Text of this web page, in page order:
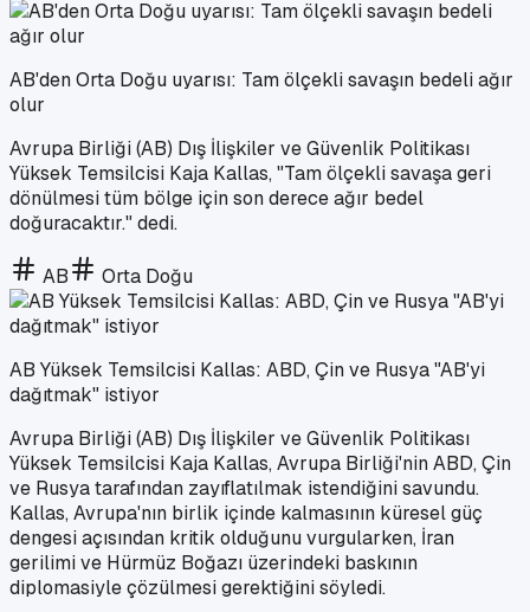
AB'den Orta Doğu uyarısı: Tam ölçekli savaşın bedeli ağır
olur
Avrupa Birliği (AB) Dış İlişkiler ve Güvenlik Politikası
Yüksek Temsilcisi Kaja Kallas, "Tam ölçekli savaşa geri
dönülmesi tüm bölge için son derece ağır bedel
doğuracaktır." dedi.
AB Orta Doğu
AB Yüksek Temsilcisi Kallas: ABD, Çin ve Rusya "AB'yi
dağıtmak" istiyor
Avrupa Birliği (AB) Dış İlişkiler ve Güvenlik Politikası
Yüksek Temsilcisi Kaja Kallas, Avrupa Birliği'nin ABD, Çin
ve Rusya tarafından zayıflatılmak istendiğini savundu.
Kallas, Avrupa'nın birlik içinde kalmasının küresel güç
dengesi açısından kritik olduğunu vurgularken, İran
gerilimi ve Hürmüz Boğazı üzerindeki baskının
diplomasiyle çözülmesi gerektiğini söyledi.